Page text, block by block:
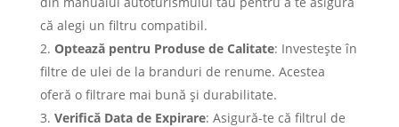
că alegi un filtru compatibil.
Optează pentru Produse de Calitate: Investește în
filtre de ulei de la branduri de renume. Acestea
oferă o filtrare mai bună și durabilitate.
Verifică Data de Expirare: Asigură-te că filtrul de